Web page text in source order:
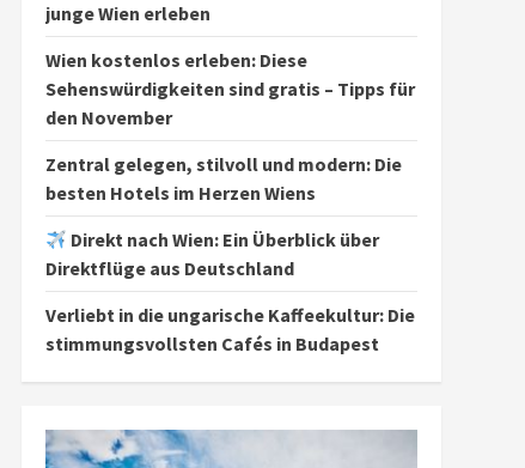
junge Wien erleben
Wien kostenlos erleben: Diese
Sehenswürdigkeiten sind gratis – Tipps für
den November
Zentral gelegen, stilvoll und modern: Die
besten Hotels im Herzen Wiens
Direkt nach Wien: Ein Überblick über
Direktflüge aus Deutschland
Verliebt in die ungarische Kaffeekultur: Die
stimmungsvollsten Cafés in Budapest